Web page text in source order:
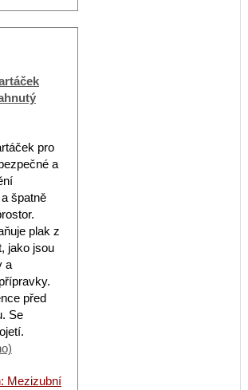
pro
a
špatně
plak z
jako jsou
a
před
Se
Mezizubní